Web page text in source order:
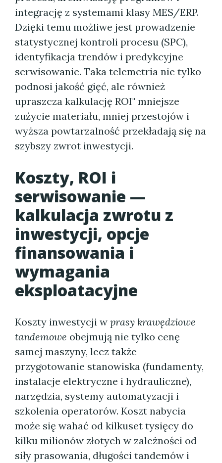
integrację z systemami klasy MES/ERP.
Dzięki temu możliwe jest prowadzenie
statystycznej kontroli procesu (SPC),
identyfikacja trendów i predykcyjne
serwisowanie. Taka telemetria nie tylko
podnosi jakość gięć, ale również
upraszcza kalkulację ROI" mniejsze
zużycie materiału, mniej przestojów i
wyższa powtarzalność przekładają się na
szybszy zwrot inwestycji.
Koszty, ROI i
serwisowanie —
kalkulacja zwrotu z
inwestycji, opcje
finansowania i
wymagania
eksploatacyjne
Koszty inwestycji w prasy krawędziowe
tandemowe obejmują nie tylko cenę
samej maszyny, lecz także
przygotowanie stanowiska (fundamenty,
instalacje elektryczne i hydrauliczne),
narzędzia, systemy automatyzacji i
szkolenia operatorów. Koszt nabycia
może się wahać od kilkuset tysięcy do
kilku milionów złotych w zależności od
siły prasowania, długości tandemów i